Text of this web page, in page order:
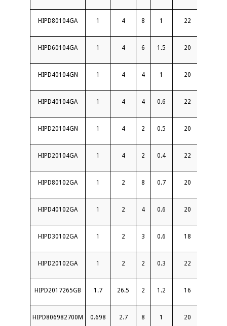
HIPD80104GA 1 4 8 1 22
HIPD60104GA 1 4 6 1.5 20
HIPD40104GN 1 4 4 1 20
HIPD40104GA 1 4 4 0.6 22
HIPD20104GN 1 4 2 0.5 20
HIPD20104GA 1 4 2 0.4 22
HIPD80102GA 1 2 8 0.7 20
HIPD40102GA 1 2 4 0.6 20
HIPD30102GA 1 2 3 0.6 18
HIPD20102GA 1 2 2 0.3 22
HIPD2017265GB 1.7 26.5 2 1.2 16
HIPD806982700M 0.698 2.7 8 1 20